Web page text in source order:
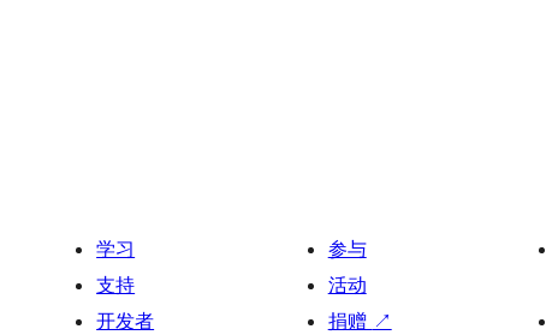
学习
支持
开发者
参与
活动
捐赠 ↗